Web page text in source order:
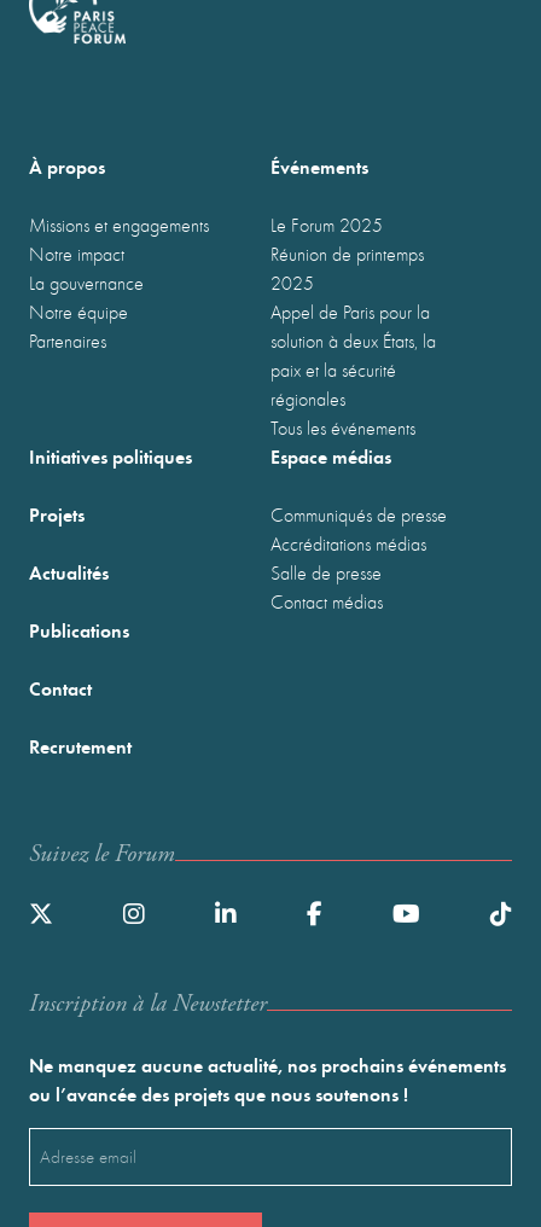
À propos
Missions et engagements
Notre impact
La gouvernance
Notre équipe
Partenaires
Événements
Le Forum 2025
Réunion de printemps
2025
Appel de Paris pour la
solution à deux États, la
paix et la sécurité
régionales
Tous les événements
Initiatives politiques
Projets
Actualités
Publications
Espace médias
Communiqués de presse
Accréditations médias
Salle de presse
Contact médias
Contact
Recrutement
Suivez le Forum
Inscription à la Newstetter
Ne manquez aucune actualité, nos prochains événements
ou l’avancée des projets que nous soutenons !
(Nécessaire)